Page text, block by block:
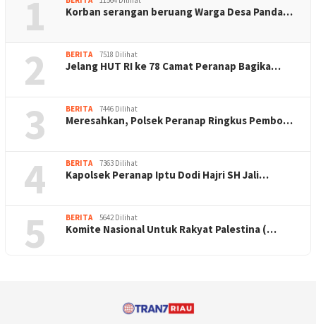
1 Korban serangan beruang Warga Desa Panda…
2 BERITA 7518 Dilihat
Jelang HUT RI ke 78 Camat Peranap Bagika…
3 BERITA 7446 Dilihat
Meresahkan, Polsek Peranap Ringkus Pembo…
4 BERITA 7363 Dilihat
Kapolsek Peranap Iptu Dodi Hajri SH Jali…
5 BERITA 5642 Dilihat
Komite Nasional Untuk Rakyat Palestina (…